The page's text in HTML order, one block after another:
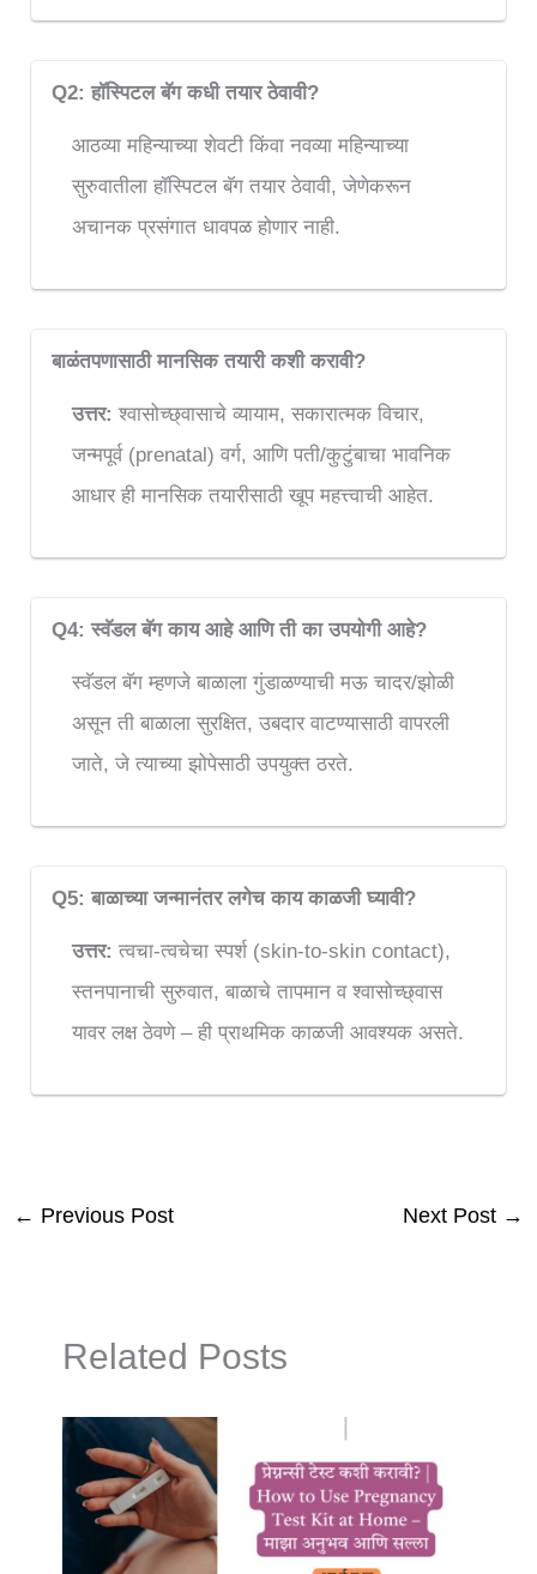
Q2: हॉस्पिटल बॅग कधी तयार ठेवावी?
आठव्या महिन्याच्या शेवटी किंवा नवव्या महिन्याच्या
सुरुवातीला हॉस्पिटल बॅग तयार ठेवावी, जेणेकरून
अचानक प्रसंगात धावपळ होणार नाही.
बाळंतपणासाठी मानसिक तयारी कशी करावी?
उत्तर: श्वासोच्छ्वासाचे व्यायाम, सकारात्मक विचार,
जन्मपूर्व (prenatal) वर्ग, आणि पती/कुटुंबाचा भावनिक
आधार ही मानसिक तयारीसाठी खूप महत्त्वाची आहेत.
Q4: स्वॅडल बॅग काय आहे आणि ती का उपयोगी आहे?
स्वॅडल बॅग म्हणजे बाळाला गुंडाळण्याची मऊ चादर/झोळी
असून ती बाळाला सुरक्षित, उबदार वाटण्यासाठी वापरली
जाते, जे त्याच्या झोपेसाठी उपयुक्त ठरते.
Q5: बाळाच्या जन्मानंतर लगेच काय काळजी घ्यावी?
उत्तर: त्वचा-त्वचेचा स्पर्श (skin-to-skin contact),
स्तनपानाची सुरुवात, बाळाचे तापमान व श्वासोच्छ्वास
यावर लक्ष ठेवणे – ही प्राथमिक काळजी आवश्यक असते.
← Previous Post Next Post →
Related Posts